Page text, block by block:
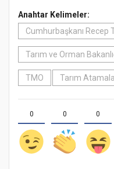
Anahtar Kelimeler:
Cumhurbaşkanı Recep
Tarım ve Orman
TMO Tarım
0 0 0